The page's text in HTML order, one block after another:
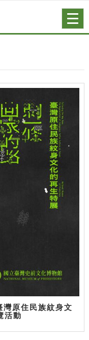
灣原住民族紋身文
活動